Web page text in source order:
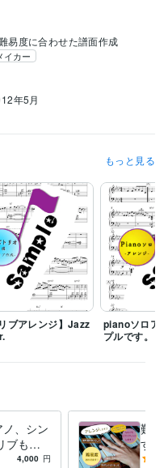
易度に合わせた譜面作成
イカー
年5月
もっと見る
ブアレンジ】Jazz
pianoソロア
プルです。
、シン
ブも可
等音源作
4,000 円
難易
す
ソロ